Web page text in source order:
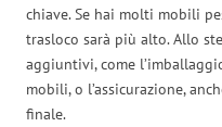
chiave. Se hai molti mobili
trasloco sarà più alto. Allo
aggiuntivi, come
mobili, o l’assicurazione,
finale.